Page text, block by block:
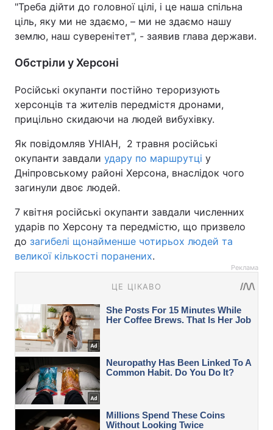
"Треба дійти до головної цілі, і це наша спільна
ціль, яку ми не здаємо, – ми не здаємо нашу
землю, наш суверенітет", - заявив глава держави.
Обстріли у Херсоні
Російські окупанти постійно тероризують
херсонців та жителів передмістя дронами,
прицільно скидаючи на людей вибухівку.
Як повідомляв УНІАН, 2 травня російські
окупанти завдали удару по маршрутці у
Дніпровському районі Херсона, внаслідок чого
загинули двоє людей.
7 квітня російські окупанти завдали численних
ударів по Херсону та передмістю, що призвело
до загибелі щонайменше чотирьох людей та
великої кількості поранених.
Реклама